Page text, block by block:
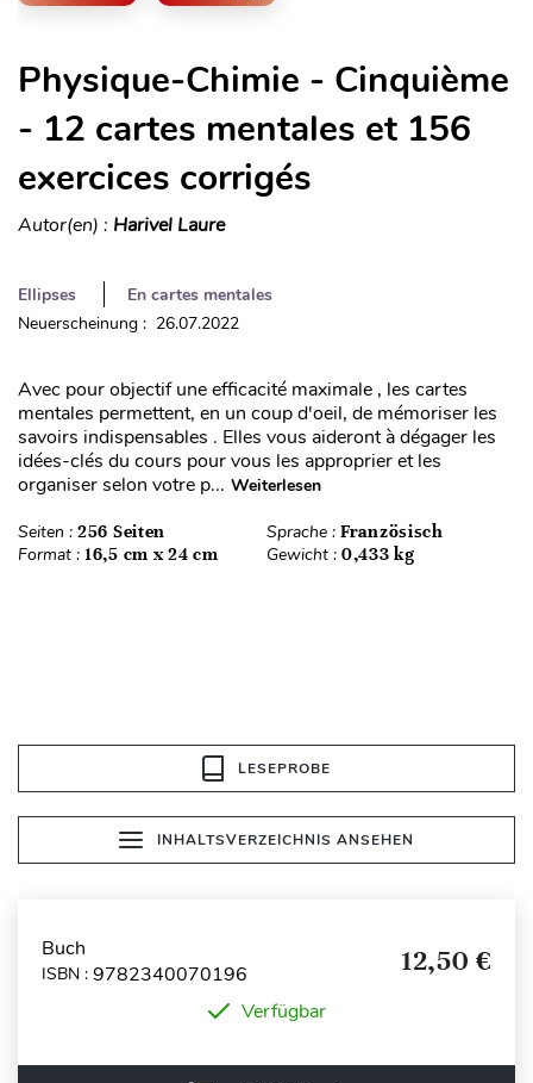
Physique-Chimie - Cinquième
- 12 cartes mentales et 156
exercices corrigés
Autor(en) : Harivel Laure
Ellipses
En cartes mentales
Neuerscheinung : 26.07.2022
Avec pour objectif une efficacité maximale , les cartes
mentales permettent, en un coup d'oeil, de mémoriser les
savoirs indispensables . Elles vous aideront à dégager les
idées-clés du cours pour vous les approprier et les
organiser selon votre p... Weiterlesen
Seiten : 256 Seiten Sprache : Französisch
Format : 16,5 cm x 24 cm Gewicht : 0,433 kg
LESEPROBE
INHALTSVERZEICHNIS ANSEHEN
Buch
ISBN : 9782340070196 12,50 €
Verfügbar